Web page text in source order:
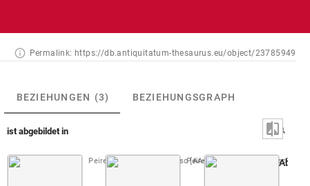
Permalink: https://db.antiquitatum-thesaurus.eu/object/23785949
BEZIEHUNGEN (3) BEZIEHUNGSGRAPH
ist abgebildet in
Peiresc, Cabinet de Peiresc [AA-53-FOL] Abb.
Peiresc, Cabinet de Peiresc [AA-